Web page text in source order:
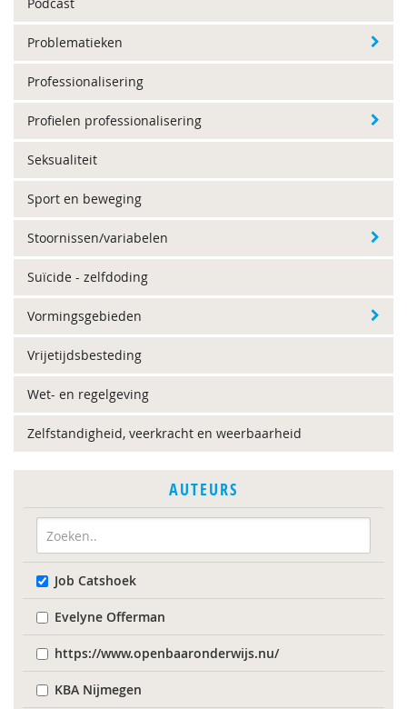
Problematieken
Professionalisering
Profielen professionalisering
Seksualiteit
Sport en beweging
Stoornissen/variabelen
Suïcide - zelfdoding
Vormingsgebieden
Vrijetijdsbesteding
Wet- en regelgeving
Zelfstandigheid, veerkracht en weerbaarheid
AUTEURS
Job Catshoek
Evelyne Offerman
https://www.openbaaronderwijs.nu/
KBA Nijmegen